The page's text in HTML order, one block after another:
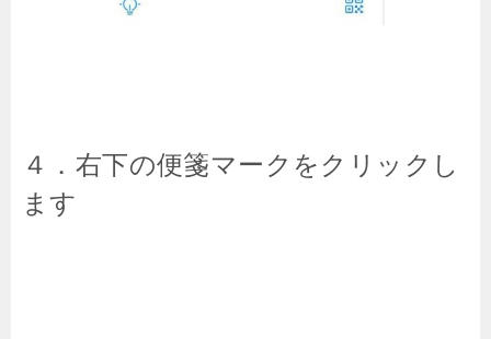
４．右下の便箋マークをクリックし
ます